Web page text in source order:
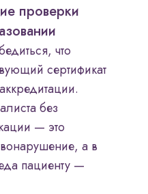
проверки
что
сертификат
без
— это
а в
пациенту —